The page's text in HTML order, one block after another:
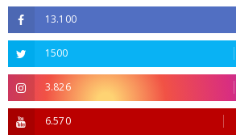
13.100
1500
3.826
6.570